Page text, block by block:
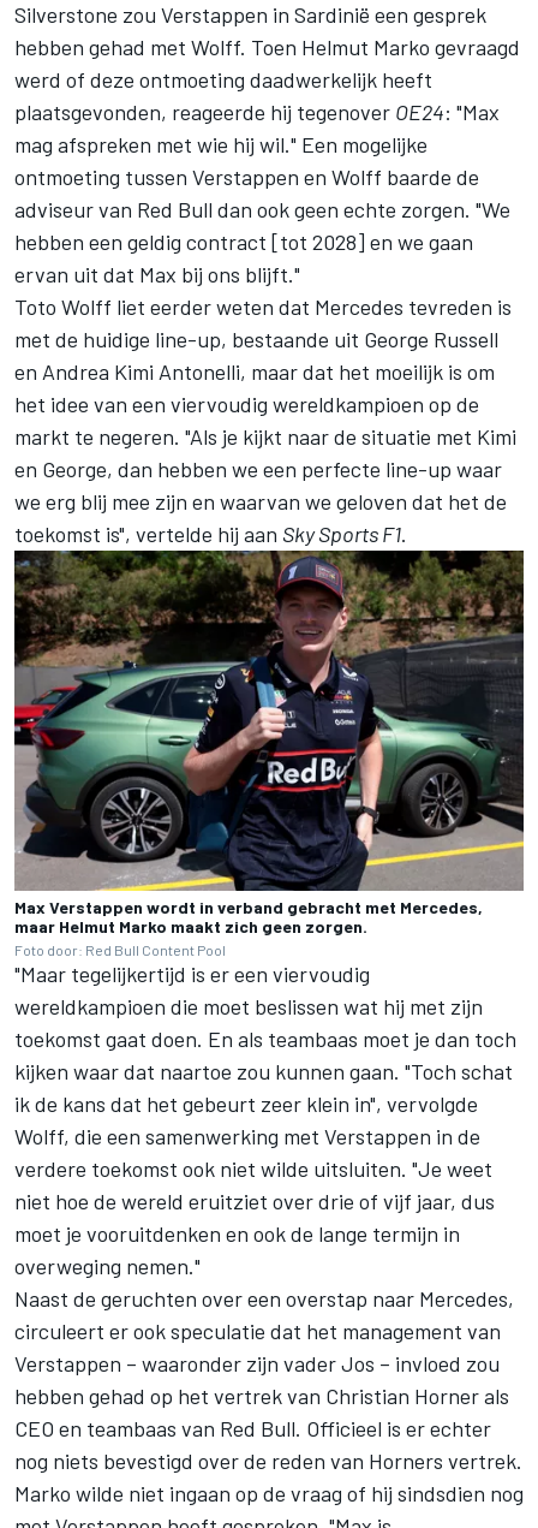
Silverstone zou Verstappen in Sardinië een gesprek
hebben gehad met Wolff. Toen Helmut Marko gevraagd
werd of deze ontmoeting daadwerkelijk heeft
plaatsgevonden, reageerde hij tegenover OE24: "Max
mag afspreken met wie hij wil." Een mogelijke
ontmoeting tussen Verstappen en Wolff baarde de
adviseur van Red Bull dan ook geen echte zorgen. "We
hebben een geldig contract [tot 2028] en we gaan
ervan uit dat Max bij ons blijft."
Toto Wolff liet eerder weten dat Mercedes tevreden is
met de huidige line-up, bestaande uit George Russell
en Andrea Kimi Antonelli, maar dat het moeilijk is om
het idee van een viervoudig wereldkampioen op de
markt te negeren. "Als je kijkt naar de situatie met Kimi
en George, dan hebben we een perfecte line-up waar
we erg blij mee zijn en waarvan we geloven dat het de
toekomst is", vertelde hij aan Sky Sports F1.
Max Verstappen wordt in verband gebracht met Mercedes,
maar Helmut Marko maakt zich geen zorgen.
Foto door: Red Bull Content Pool
"Maar tegelijkertijd is er een viervoudig
wereldkampioen die moet beslissen wat hij met zijn
toekomst gaat doen. En als teambaas moet je dan toch
kijken waar dat naartoe zou kunnen gaan. "Toch schat
ik de kans dat het gebeurt zeer klein in", vervolgde
Wolff, die een samenwerking met Verstappen in de
verdere toekomst ook niet wilde uitsluiten. "Je weet
niet hoe de wereld eruitziet over drie of vijf jaar, dus
moet je vooruitdenken en ook de lange termijn in
overweging nemen."
Naast de geruchten over een overstap naar Mercedes,
circuleert er ook speculatie dat het management van
Verstappen – waaronder zijn vader Jos – invloed zou
hebben gehad op het vertrek van Christian Horner als
CEO en teambaas van Red Bull. Officieel is er echter
nog niets bevestigd over de reden van Horners vertrek.
Marko wilde niet ingaan op de vraag of hij sindsdien nog